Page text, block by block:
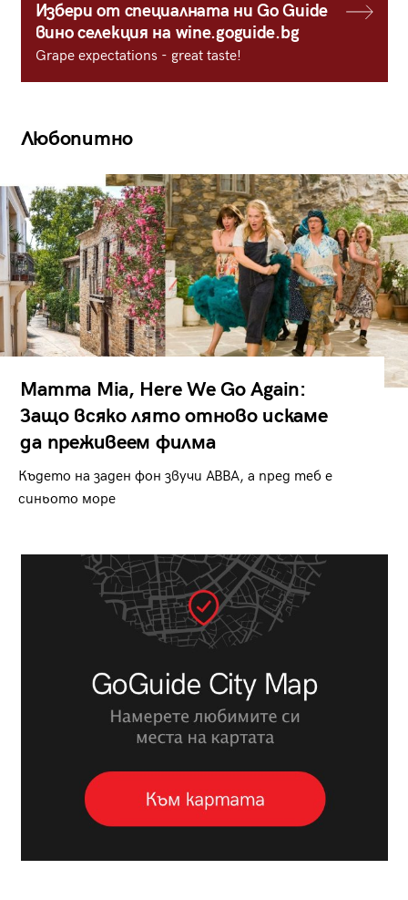
Избери от специалната ни Go Guide
вино селекция на wine.goguide.bg
Grape expectations - great taste!
Любопитно
Mamma Mia, Here We Go Again:
Защо всяко лято отново искаме
да преживеем филма
Където на заден фон звучи ABBA, а пред теб е
синьото море